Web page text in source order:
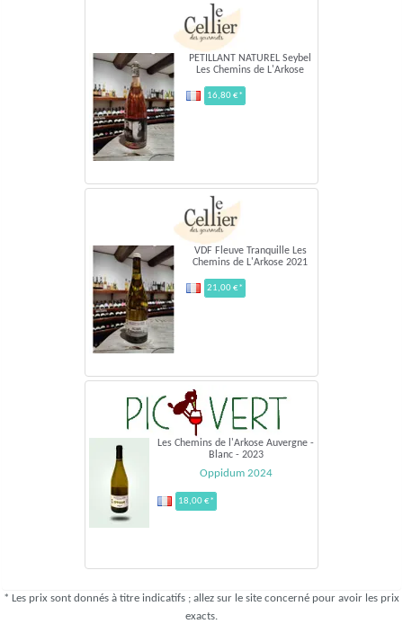
PETILLANT NATUREL Seybel
Les Chemins de L'Arkose
16,80 €*
VDF Fleuve Tranquille Les
Chemins de L'Arkose 2021
21,00 €*
Les Chemins de l'Arkose Auvergne -
Blanc - 2023
Oppidum 2024
18,00 €*
* Les prix sont donnés à titre indicatifs ; allez sur le site concerné pour avoir les prix
exacts.